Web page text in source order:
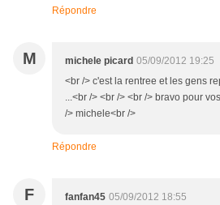
Répondre
M michele picard 05/09/2012 19:25
<br /> c'est la rentree et les gens
...<br /> <br /> <br /> bravo pour
/> michele<br />
Répondre
F fanfan45 05/09/2012 18:55